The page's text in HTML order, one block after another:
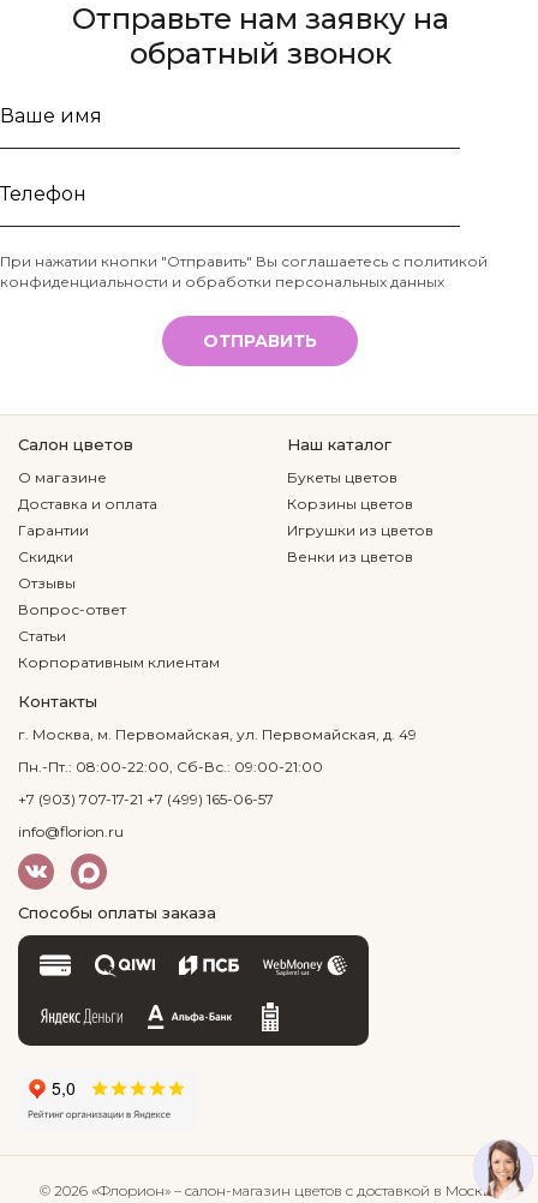
Отправьте нам заявку на
обратный звонок
Ваше
Телефон
*
При нажатии кнопки "Отправить" Вы соглашаетесь с политикой
конфиденциальности и обработки персональных данных
ОТПРАВИТЬ
Салон цветов
О магазине
Доставка и оплата
Гарантии
Скидки
Отзывы
Вопрос-ответ
Статьи
Корпоративным клиентам
Наш каталог
Букеты цветов
Корзины цветов
Игрушки из цветов
Венки из цветов
Контакты
г. Москва, м. Первомайская, ул. Первомайская, д. 49
Пн.-Пт.: 08:00-22:00, Сб-Вс.: 09:00-21:00
+7 (903) 707-17-21 +7 (499) 165-06-57
info@florion.ru
Способы оплаты заказа
© 2026 «Флорион» – салон-магазин цветов с доставкой в Москве